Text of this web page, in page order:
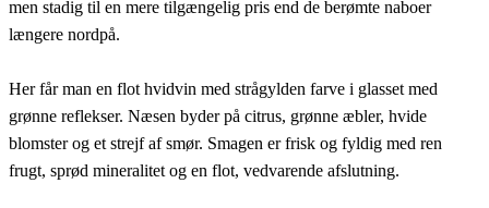
men stadig til en mere tilgængelig pris end de berømte naboer
længere nordpå.
Her får man en flot hvidvin med strågylden farve i glasset med
grønne reflekser. Næsen byder på citrus, grønne æbler, hvide
blomster og et strejf af smør. Smagen er frisk og fyldig med ren
frugt, sprød mineralitet og en flot, vedvarende afslutning.